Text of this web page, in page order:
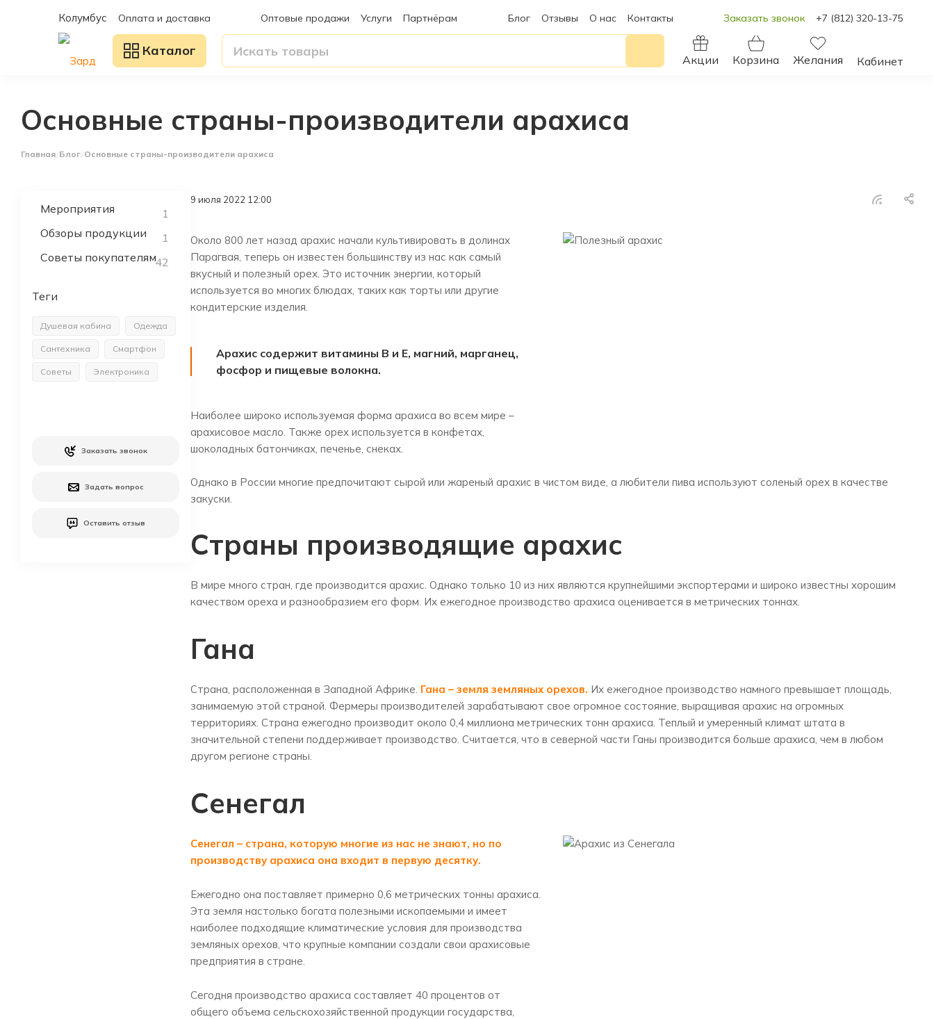
Колумбус Оплата и доставка Оптовые продажи Услуги Партнёрам Блог Отзывы О нас Контакты Заказать звонок +7 (812) 320-13-75
Каталог
Акции Желания
Корзина Кабинет
Основные страны-производители арахиса
Главная Блог Основные страны-производители арахиса
9 июля 2022 12:00
Около 800 лет назад арахис начали культивировать в долинах
Парагвая, теперь он известен большинству из нас как самый
вкусный и полезный орех. Это источник энергии, который
используется во многих блюдах, таких как торты или другие
кондитерские изделия.
Арахис содержит витамины В и Е, магний, марганец,
фосфор и пищевые волокна.
Наиболее широко используемая форма арахиса во всем мире –
арахисовое масло. Также орех используется в конфетах,
шоколадных батончиках, печенье, снеках.
Однако в России многие предпочитают сырой или жареный арахис в чистом виде, а любители пива используют соленый орех в качестве
закуски.
Страны производящие арахис
В мире много стран, где производится арахис. Однако только 10 из них являются крупнейшими экспортерами и широко известны хорошим
качеством ореха и разнообразием его форм. Их ежегодное производство арахиса оценивается в метрических тоннах.
Гана
Страна, расположенная в Западной Африке. Гана – земля земляных орехов. Их ежегодное производство намного превышает площадь,
занимаемую этой страной. Фермеры производителей зарабатывают свое огромное состояние, выращивая арахис на огромных
территориях. Страна ежегодно производит около 0,4 миллиона метрических тонн арахиса. Теплый и умеренный климат штата в
значительной степени поддерживает производство. Считается, что в северной части Ганы производится больше арахиса, чем в любом
другом регионе страны.
Сенегал
Сенегал – страна, которую многие из нас не знают, но по
производству арахиса она входит в первую десятку.
Ежегодно она поставляет примерно 0,6 метрических тонны арахиса.
Эта земля настолько богата полезными ископаемыми и имеет
наиболее подходящие климатические условия для производства
земляных орехов, что крупные компании создали свои арахисовые
предприятия в стране.
Сегодня производство арахиса составляет 40 процентов от
общего объема сельскохозяйственной продукции государства,
Мероприятия
1
Обзоры продукции
1
Советы покупателям42
Теги
Душевая кабина Одежда
Сантехника Смартфон
Советы Электроника
Заказать звонок
Задать вопрос
Оставить отзыв